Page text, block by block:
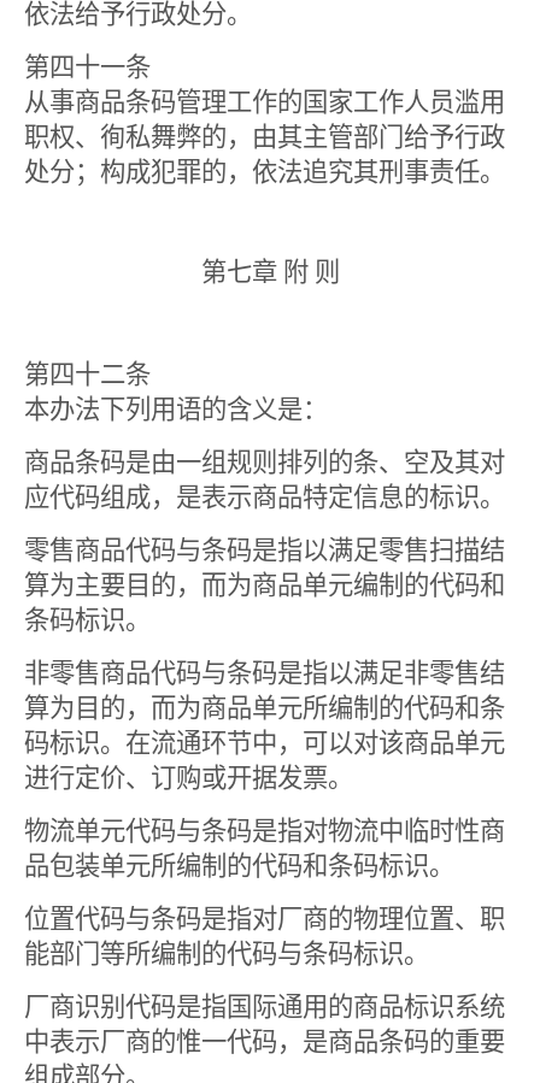
依法给予行政处分。
第四十一条
从事商品条码管理工作的国家工作人员滥用
职权、徇私舞弊的，由其主管部门给予行政
处分；构成犯罪的，依法追究其刑事责任。
第七章 附 则
第四十二条
本办法下列用语的含义是：
商品条码是由一组规则排列的条、空及其对
应代码组成，是表示商品特定信息的标识。
零售商品代码与条码是指以满足零售扫描结
算为主要目的，而为商品单元编制的代码和
条码标识。
非零售商品代码与条码是指以满足非零售结
算为目的，而为商品单元所编制的代码和条
码标识。在流通环节中，可以对该商品单元
进行定价、订购或开据发票。
物流单元代码与条码是指对物流中临时性商
品包装单元所编制的代码和条码标识。
位置代码与条码是指对厂商的物理位置、职
能部门等所编制的代码与条码标识。
厂商识别代码是指国际通用的商品标识系统
中表示厂商的惟一代码，是商品条码的重要
组成部分。